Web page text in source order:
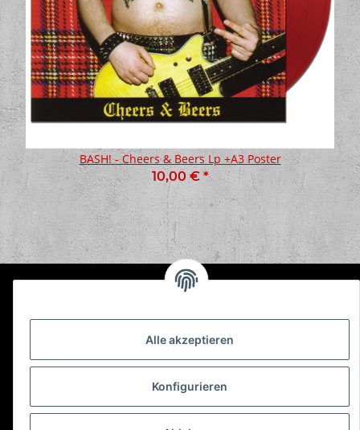
BASH! - Cheers & Beers Lp +A3 Poster
10,00 € *
Gesetzliche InformationenAlle akzeptieren
Konfigurieren